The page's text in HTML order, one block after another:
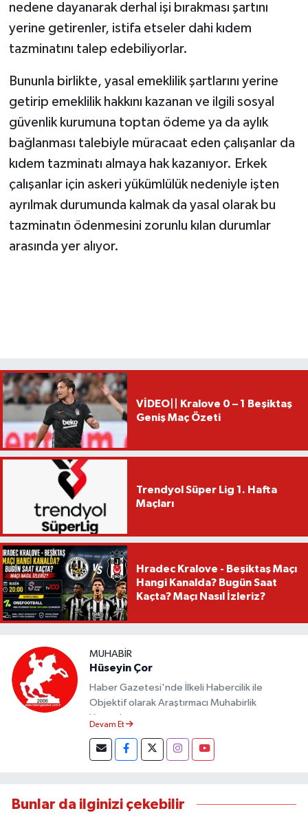
nedene dayanarak derhal işi bırakması şartını
yerine getirenler, istifa etseler dahi kıdem
tazminatını talep edebiliyorlar.
Bununla birlikte, yasal emeklilik şartlarını yerine
getirip emeklilik hakkını kazanan ve ilgili sosyal
güvenlik kurumuna toptan ödeme ya da aylık
bağlanması talebiyle müracaat eden çalışanlar da
kıdem tazminatı almaya hak kazanıyor. Erkek
çalışanlar için askeri yükümlülük nedeniyle işten
ayrılmak durumunda kalmak da yasal olarak bu
tazminatın ödenmesini zorunlu kılan durumlar
arasında yer alıyor.
VİDEO|| Kralove 0 – 1 Beşiktaş
Geniş Maç Özeti
Trendyol Süper Lig 1. Hafta
Maçları
Hradec Kralove - Beşiktaş Maçı
Hangi Kanalda? Bugün Saat
Kaçta? Maçı Nasıl İzleriz?
MUHABIR
Hüseyin Çor
Haber Gazetesi'nde İlkeli Habercilik ile
Objektif olarak Araştırmacı Muhabirlik
Yapmaktayım.
Devam Et
Bunlar da ilginizi çekebilir